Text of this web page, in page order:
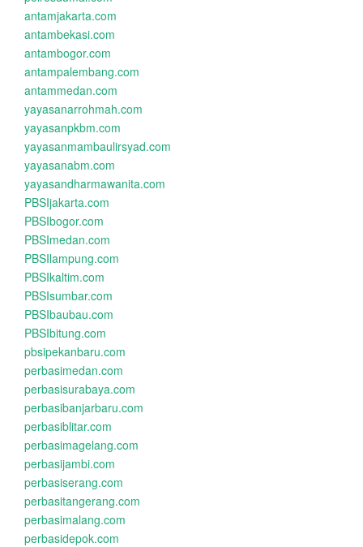
antamjakarta.com
antambekasi.com
antambogor.com
antampalembang.com
antammedan.com
yayasanarrohmah.com
yayasanpkbm.com
yayasanmambaulirsyad.com
yayasanabm.com
yayasandharmawanita.com
PBSIjakarta.com
PBSIbogor.com
PBSImedan.com
PBSIlampung.com
PBSIkaltim.com
PBSIsumbar.com
PBSIbaubau.com
PBSIbitung.com
pbsipekanbaru.com
perbasimedan.com
perbasisurabaya.com
perbasibanjarbaru.com
perbasiblitar.com
perbasimagelang.com
perbasijambi.com
perbasiserang.com
perbasitangerang.com
perbasimalang.com
perbasidepok.com